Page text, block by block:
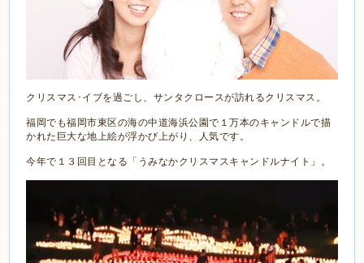
クリスマス･イブを過ごし、サンタクロースが訪れるクリスマス。
福岡でも福岡市東区の海の中道海浜公園で１万本のキャンドルで描
かれた巨大な地上絵が浮かび上がり、人気です。
今年で１３回目となる「うみなかクリスマスキャンドルナイト」。